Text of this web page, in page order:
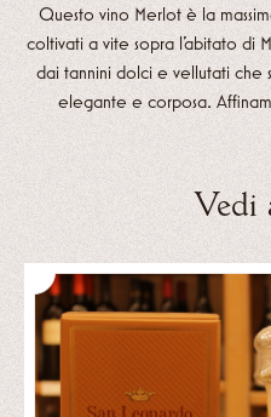
Questo vino Merlot è la
coltivati a vite sopra l’abitato di
dai tannini dolci e vellutati che
elegante e corposa.
Vedi